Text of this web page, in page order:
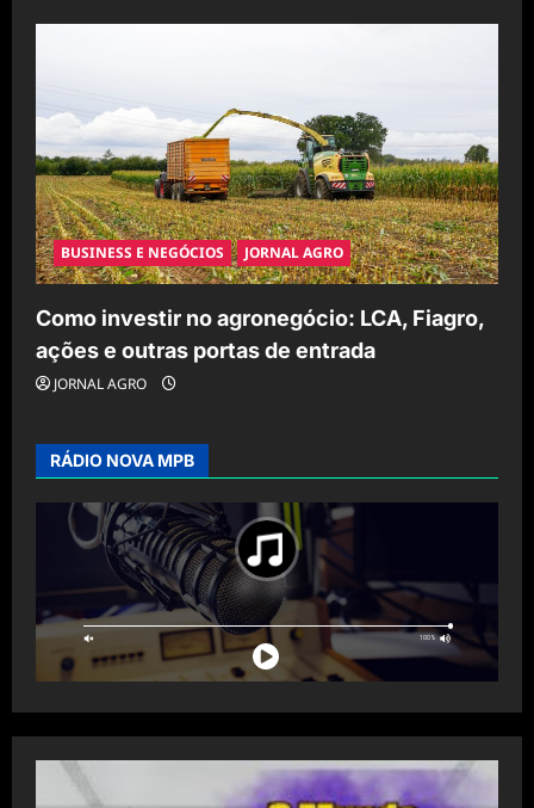
BUSINESS E NEGÓCIOS JORNAL AGRO
Como investir no agronegócio: LCA, Fiagro,
ações e outras portas de entrada
JORNAL AGRO
RÁDIO NOVA MPB